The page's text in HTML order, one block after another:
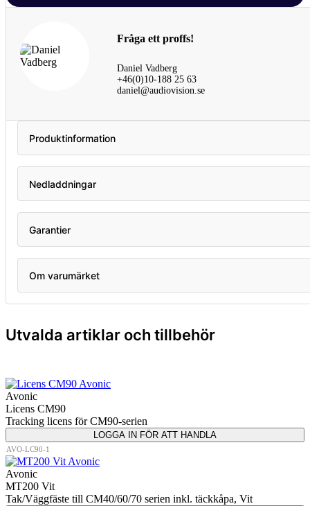
Fråga ett proffs!
Daniel Vadberg
+46(0)10-188 25 63
daniel@audiovision.se
Produktinformation
Nedladdningar
Garantier
Om varumärket
Utvalda artiklar och tillbehör
Avonic
Licens CM90
Tracking licens för CM90-serien
LOGGA IN FÖR ATT HANDLA
AVO-LC90-1
Avonic
MT200 Vit
Tak/Väggfäste till CM40/60/70 serien inkl. täckkåpa, Vit